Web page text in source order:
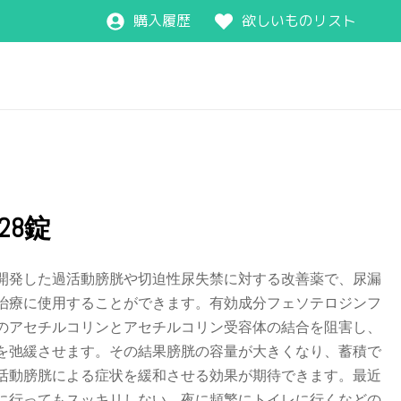
購入履歴 欲しいものリスト
錠
発した過活動膀胱や切迫性尿失禁に対する改善薬で、尿漏
療に使用することができます。有効成分フェソテロジンフ
セチルコリンとアセチルコリン受容体の結合を阻害し、
弛緩させます。その結果膀胱の容量が大きくなり、蓄積で
動膀胱による症状を緩和させる効果が期待できます。最近